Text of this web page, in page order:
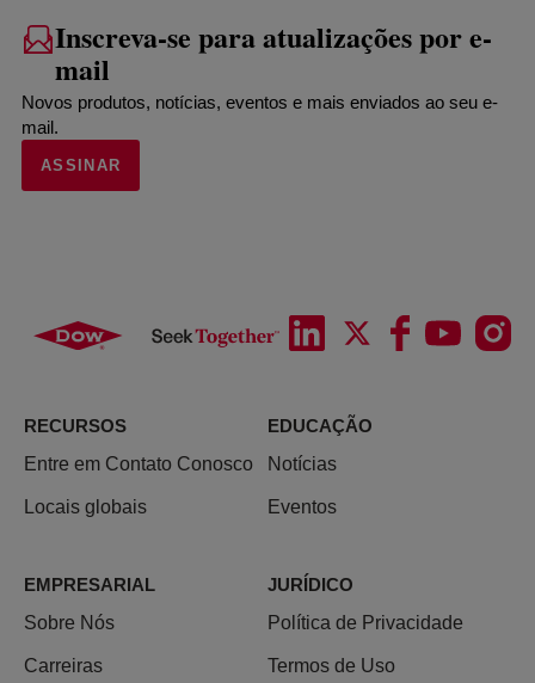
Inscreva-se para atualizações por e-
mail
Novos produtos, notícias, eventos e mais enviados ao seu e-
mail.
ASSINAR
RECURSOS
Entre em Contato Conosco
Locais globais
EDUCAÇÃO
Notícias
Eventos
EMPRESARIAL
Sobre Nós
Carreiras
JURÍDICO
Política de Privacidade
Termos de Uso